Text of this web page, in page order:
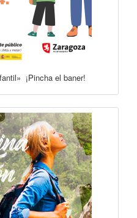
¡Pincha el baner!